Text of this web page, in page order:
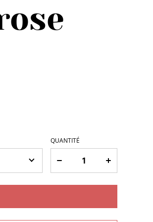
QUANTITÉ